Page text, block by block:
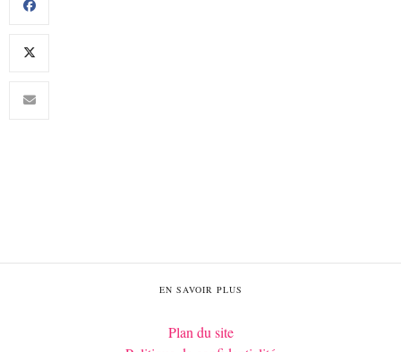
EN SAVOIR PLUS
Plan du site